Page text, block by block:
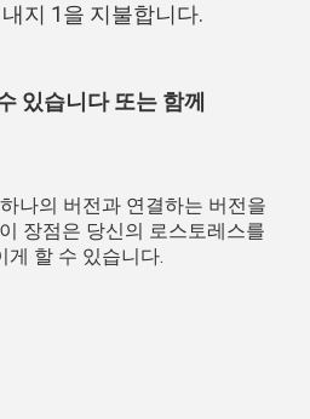
지 1을 지불합니다.
있습니다 또는 함께
나의 버전과 연결하는 버전을
장점은 당신의 로스토레스를
게 할 수 있습니다.